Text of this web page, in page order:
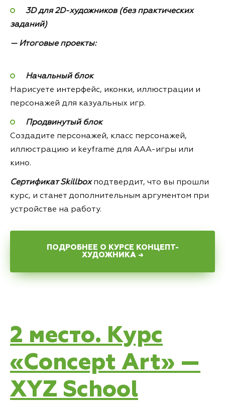
3D для 2D-художников (без практических
заданий)
— Итоговые проекты:
Начальный блок
Нарисуете интерфейс, иконки, иллюстрации и
персонажей для казуальных игр.
Продвинутый блок
Создадите персонажей, класс персонажей,
иллюстрацию и keyframe для ААА-игры или
кино.
Сертификат Skillboxподтвердит, что вы прошли
курс, и станет дополнительным аргументом при
устройстве на работу.
ПОДРОБНЕЕ О КУРСЕ КОНЦЕПТ-
ХУДОЖНИКА →
2 место. Курс
«Concept Art» —
XYZ School